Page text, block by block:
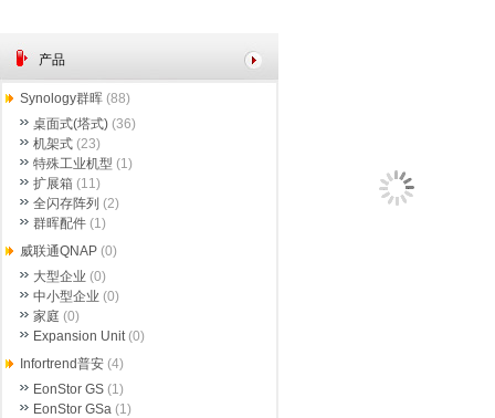
产品
Synology群晖 (88)
桌面式(塔式) (36)
机架式 (23)
特殊工业机型 (1)
扩展箱 (11)
全闪存阵列 (2)
群晖配件 (1)
威联通QNAP (0)
大型企业 (0)
中小型企业 (0)
家庭 (0)
Expansion Unit(0)
Infortrend普安 (4)
EonStor GS (1)
EonStor GSa (1)